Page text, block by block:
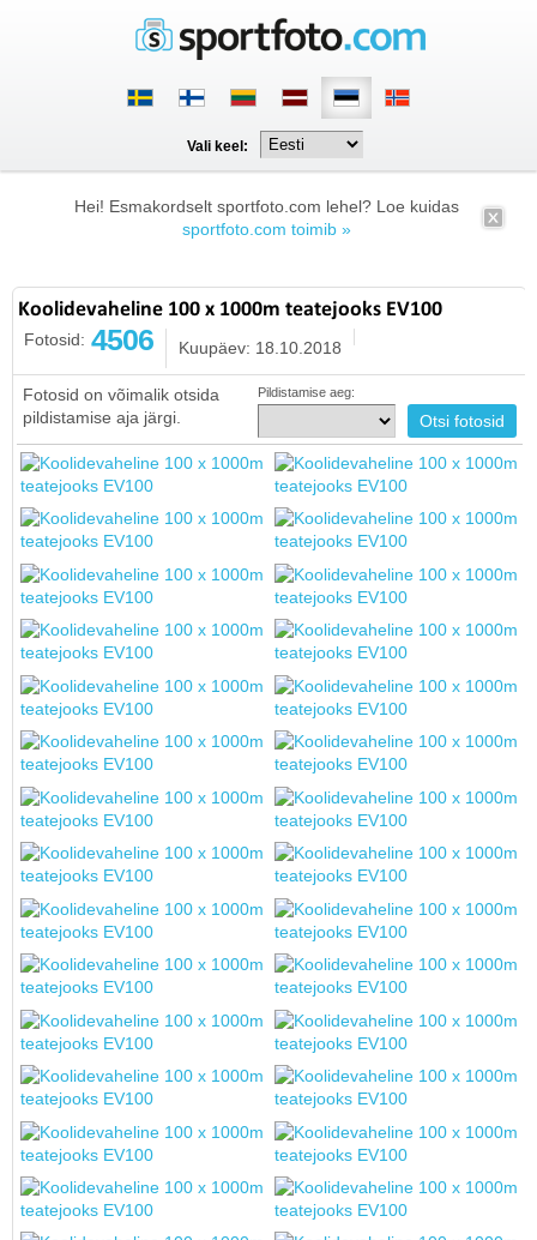
Vali keel:
Hei! Esmakordselt sportfoto.com lehel? Loe kuidas
sportfoto.com toimib »
Koolidevaheline 100 x 1000m teatejooks EV100
Fotosid: 4506 Kuupäev: 18.10.2018
Fotosid on võimalik otsida
pildistamise aja järgi.
Pildistamise aeg: